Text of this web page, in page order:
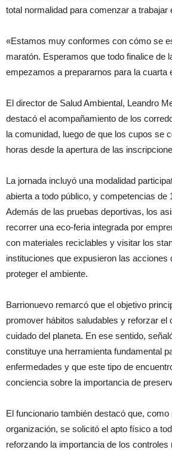
total normalidad para comenzar a trabajar
«Estamos muy conformes con cómo se
maratón. Esperamos que todo finalice de
empezamos a prepararnos para la cuarta
El director de Salud Ambiental, Leandro
destacó el acompañamiento de los
la comunidad, luego de que los cupos se
horas desde la apertura de las
La jornada incluyó una modalidad
abierta a todo público, y competencias de
Además de las pruebas deportivas, los
recorrer una eco-feria integrada por
con materiales reciclables y visitar los
instituciones que expusieron las acciones
proteger el ambiente.
Barrionuevo remarcó que el objetivo
promover hábitos saludables y reforzar el
cuidado del planeta. En ese sentido,
constituye una herramienta fundamental
enfermedades y que este tipo de
conciencia sobre la importancia de
El funcionario también destacó que, como
organización, se solicitó el apto físico a
reforzando la importancia de los